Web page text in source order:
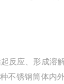
反应、形成溶
不锈钢筒体内